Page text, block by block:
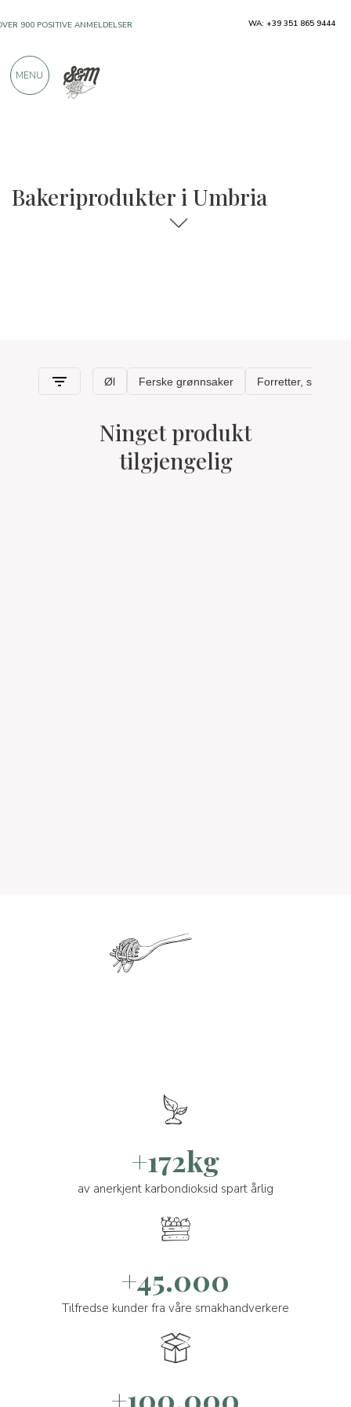
Bakeriprodukter i Umbria
Ninget produkt
tilgjengelig
+172kg
av anerkjent karbondioksid spart årlig
+45.000
Tilfredse kunder fra våre smakhandverkere
+100.000
900 POSITIVE ANMELDELSER WA: +39 351 865 9444
MENU